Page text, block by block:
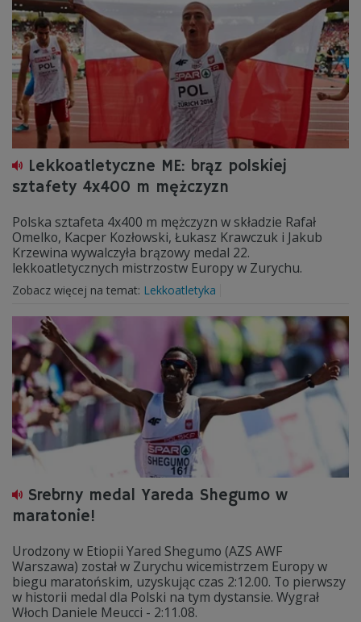
Lekkoatletyczne ME: brąz polskiej
sztafety 4x400 m mężczyzn
Polska sztafeta 4x400 m mężczyzn w składzie Rafał
Omelko, Kacper Kozłowski, Łukasz Krawczuk i Jakub
Krzewina wywalczyła brązowy medal 22.
lekkoatletycznych mistrzostw Europy w Zurychu.
Zobacz więcej na temat: Lekkoatletyka
Srebrny medal Yareda Shegumo w
maratonie!
Urodzony w Etiopii Yared Shegumo (AZS AWF
Warszawa) został w Zurychu wicemistrzem Europy w
biegu maratońskim, uzyskując czas 2:12.00. To pierwszy
w historii medal dla Polski na tym dystansie. Wygrał
Włoch Daniele Meucci - 2:11.08.